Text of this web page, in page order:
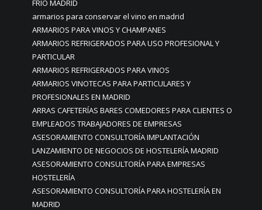
FRÍO MADRID
armarios para conservar el vino en madrid
ARMARIOS PARA VINOS Y CHAMPANES
ARMARIOS REFRIGERADOS PARA USO PROFESIONAL Y
PARTICULAR
ARMARIOS REFRIGERADOS PARA VINOS
ARMARIOS VINOTECAS PARA PARTICULARES Y
PROFESIONALES EN MADRID
ARRAS CAFETERÍAS BARES COMEDORES PARA CLIENTES O
EMPLEADOS TRABAJADORES DE EMPRESAS
ASESORAMIENTO CONSULTORÍA IMPLANTACIÓN
LANZAMIENTO DE NEGOCIOS DE HOSTELERÍA MADRID
ASESORAMIENTO CONSULTORÍA PARA EMPRESAS
HOSTELERÍA
ASESORAMIENTO CONSULTORÍA PARA HOSTELERÍA EN
MADRID